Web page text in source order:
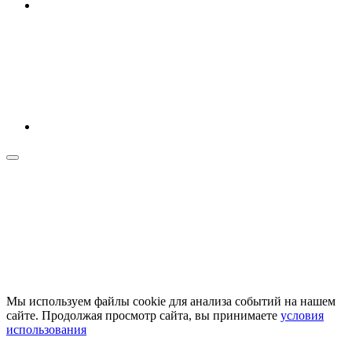
Мы используем файлы cookie для анализа событий на нашем
сайте. Продолжая просмотр сайта, вы принимаете условия
использования